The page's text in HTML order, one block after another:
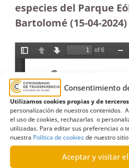
Consentimiento
Utilizamos cookies propias y de terceros
personalización de nuestros contenidos.
el uso de cookies, rechazarlas o
utilizadas. Para editar sus preferencias o
nuestra Política de cookiesde nuestro
Aceptar y visitar
especies del Parque
Bartolomé (15-04-2024)